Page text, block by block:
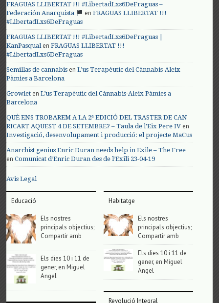
FRAGUAS LLIBERTAT !!! #LibertadLxs6DeFraguas –
Federación Anarquista
enFRAGUAS LLIBERTAT !!!
#LibertadLxs6DeFraguas
FRAGUAS LLIBERTAT !!! #LibertadLxs6DeFraguas |
KanPasqualenFRAGUAS LLIBERTAT !!!
#LibertadLxs6DeFraguas
Semillas de cannabis enL’us Terapèutic del Cànnabis-Aleix
Pàmies a Barcelona
Growlet enL’us Terapèutic del Cànnabis-Aleix Pàmies a
Barcelona
QUÈ ENS TROBAREM A LA 2ª EDICIÓ DEL TRASTER DE CAN
RICART AQUEST 4 DE SETEMBRE? – Taula de l'Eix Pere IV en
Investigació, desenvolupament i producció: el projecte MaCus
Anarchist genius Enric Duran needs help in Exile – The Free
enComunicat d’Enric Duran des de l’Exili 23-04-19
Avis Legal
Educació
Els nostres
principals objectius;
Compartir amb
Els dies 10 i 11 de
gener, en Miguel
Angel
Habitatge
Els nostres
principals objectius;
Compartir amb
Els dies 10 i 11 de
gener, en Miguel
Angel
Revolució Integral